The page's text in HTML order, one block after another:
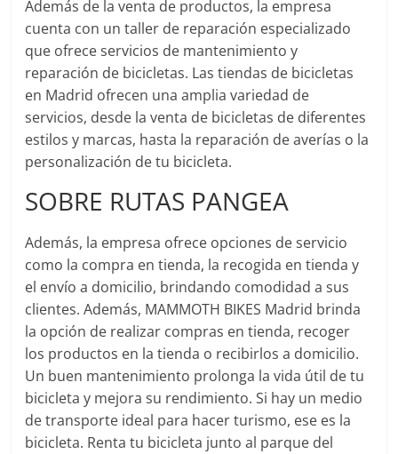
Además de la venta de productos, la empresa
cuenta con un taller de reparación especializado
que ofrece servicios de mantenimiento y
reparación de bicicletas. Las tiendas de bicicletas
en Madrid ofrecen una amplia variedad de
servicios, desde la venta de bicicletas de diferentes
estilos y marcas, hasta la reparación de averías o la
personalización de tu bicicleta.
SOBRE RUTAS PANGEA
Además, la empresa ofrece opciones de servicio
como la compra en tienda, la recogida en tienda y
el envío a domicilio, brindando comodidad a sus
clientes. Además, MAMMOTH BIKES Madrid brinda
la opción de realizar compras en tienda, recoger
los productos en la tienda o recibirlos a domicilio.
Un buen mantenimiento prolonga la vida útil de tu
bicicleta y mejora su rendimiento. Si hay un medio
de transporte ideal para hacer turismo, ese es la
bicicleta. Renta tu bicicleta junto al parque del